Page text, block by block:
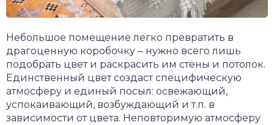
Небольшое помещение легко превратить в
драгоценную коробочку ‒ нужно всего лишь
подобрать цвет и раскрасить им стены и потолок.
Единственный цвет создаст специфическую
атмосферу и единый посыл: освежающий,
успокаивающий, возбуждающий и т.п. в
зависимости от цвета. Неповторимую атмосферу